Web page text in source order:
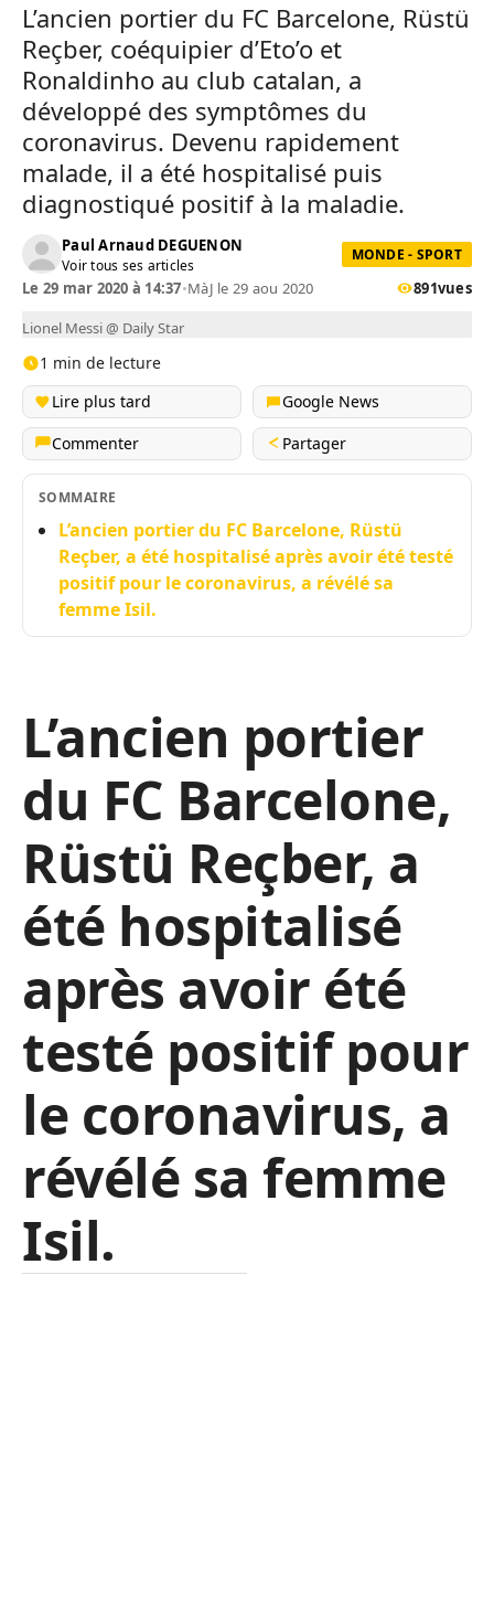
L’ancien portier du FC Barcelone, Rüstü
Reçber, coéquipier d’Eto’o et
Ronaldinho au club catalan, a
développé des symptômes du
coronavirus. Devenu rapidement
malade, il a été hospitalisé puis
diagnostiqué positif à la maladie.
Paul Arnaud DEGUENON
Voir tous ses articles
MONDE - SPORT
Le 29 mar 2020 à 14:37•MàJ le 29 aou 2020 891vues
Lionel Messi @ Daily Star
1 min de lecture
Lire plus tard
Google News
Commenter
Partager
SOMMAIRE
L’ancien portier du FC Barcelone, Rüstü
Reçber, a été hospitalisé après avoir été testé
positif pour le coronavirus, a révélé sa
femme Isil.
L’ancien portier
du FC Barcelone,
Rüstü Reçber, a
été hospitalisé
après avoir été
testé positif pour
le coronavirus, a
révélé sa femme
Isil.